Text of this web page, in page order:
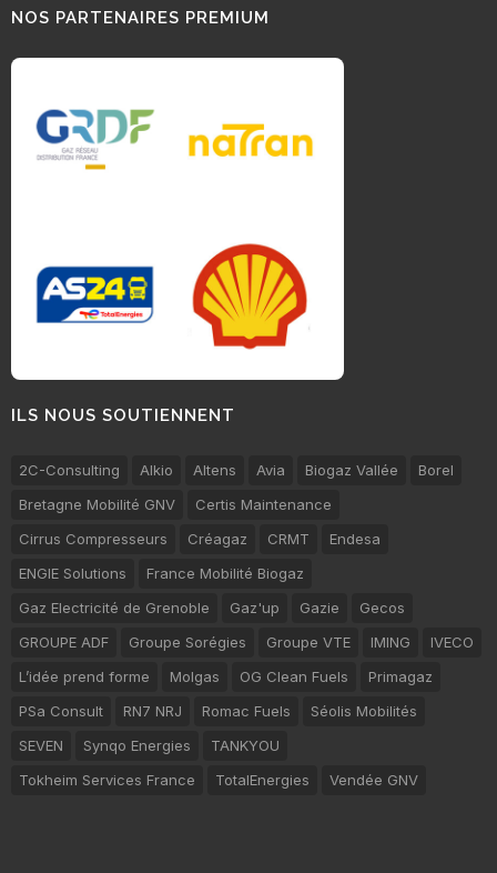
NOS PARTENAIRES PREMIUM
ILS NOUS SOUTIENNENT
2C-Consulting Alkio Altens Avia Biogaz Vallée
Borel
Bretagne Mobilité GNV
Certis Maintenance
Cirrus Compresseurs
Créagaz CRMT
Endesa
ENGIE Solutions
France Mobilité Biogaz
Gaz Electricité de Grenoble
Gaz'up Gazie
Gecos
GROUPE ADF
Groupe Sorégies Groupe VTE IMING
IVECO
L’idée prend forme
Molgas OG Clean Fuels
Primagaz
PSa Consult
RN7 NRJ Romac Fuels
Séolis Mobilités
SEVEN
Synqo Energies
TANKYOU
Tokheim Services France
TotalEnergies Vendée GNV